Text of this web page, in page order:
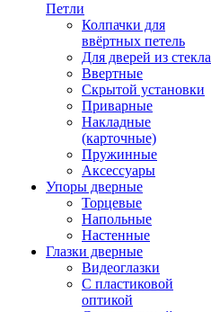
Петли
Колпачки для
ввёртных петель
Для дверей из стекла
Ввертные
Скрытой установки
Приварные
Накладные
(карточные)
Пружинные
Аксессуары
Упоры дверные
Торцевые
Напольные
Настенные
Глазки дверные
Видеоглазки
С пластиковой
оптикой